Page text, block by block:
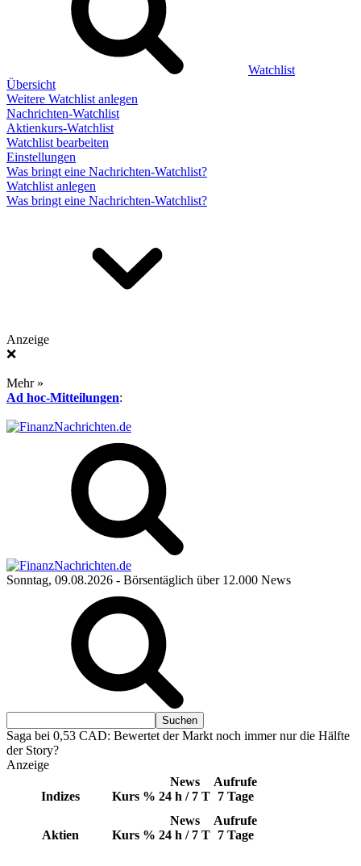
Watchlist
Übersicht
Weitere Watchlist anlegen
Nachrichten-Watchlist
Aktienkurs-Watchlist
Watchlist bearbeiten
Einstellungen
Was bringt eine Nachrichten-Watchlist?
Watchlist anlegen
Was bringt eine Nachrichten-Watchlist?
Anzeige
❌
Mehr »
Ad hoc-Mitteilungen:
Sonntag, 09.08.2026 - Börsentäglich über 12.000 News
Saga bei 0,53 CAD: Bewertet der Markt noch immer nur die Hälfte
der Story?
Anzeige
Indizes Kurs %
News
24 h / 7 T
Aufrufe
7 Tage
Aktien Kurs %
News
24 h / 7 T
Aufrufe
7 Tage